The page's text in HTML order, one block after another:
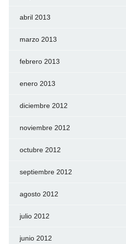
abril 2013
marzo 2013
febrero 2013
enero 2013
diciembre 2012
noviembre 2012
octubre 2012
septiembre 2012
agosto 2012
julio 2012
junio 2012